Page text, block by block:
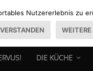
DIE KÜCHE
Nutzererlebnis zu